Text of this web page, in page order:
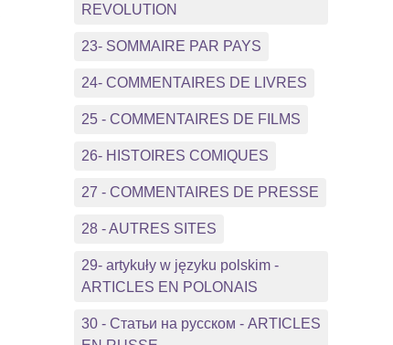
REVOLUTION
23- SOMMAIRE PAR PAYS
24- COMMENTAIRES DE LIVRES
25 - COMMENTAIRES DE FILMS
26- HISTOIRES COMIQUES
27 - COMMENTAIRES DE PRESSE
28 - AUTRES SITES
29- artykuły w języku polskim -
ARTICLES EN POLONAIS
30 - Статьи на русском - ARTICLES